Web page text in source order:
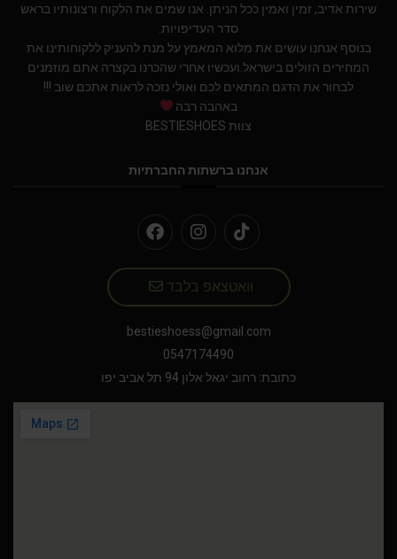
שירות אדיב, זמין ואמין ככל הניתן. אנו שמים את הלקוח ורצונותיו בראש
סדר העדיפויות.
בנוסף אנחנו עושים את מלוא המאמץ על מנת להעניק ללקוחותינו את
המחירים הזולים בישראל.ועכשיו אחרי שהכרנו בקצרה אתם מוזמנים
לבחור את הדגם המתאים לכם ואולי נזכה לראות אתכם שוב !!!
באהבה רבה
צוות BESTIESHOES
אנחנו ברשתות החברתיות
וואטצאפ בלבד
bestieshoess@gmail.com
0547174490
כתובת: רחוב יגאל אלון 94 תל אביב יפו